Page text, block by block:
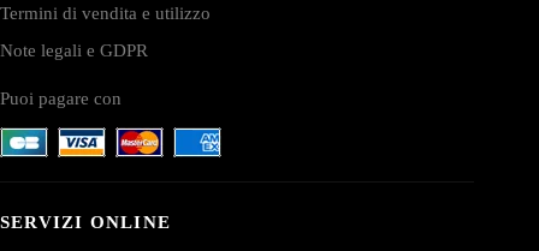
Termini di vendita e utilizzo
Note legali e GDPR
Puoi pagare con
SERVIZI ONLINE